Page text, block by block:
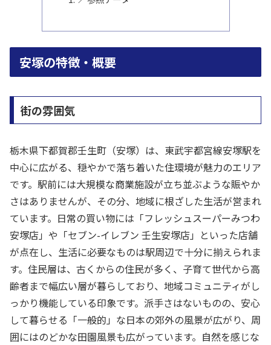
安塚の特徴・概要
街の雰囲気
栃木県下都賀郡壬生町（安塚）は、東武宇都宮線安塚駅を
中心に広がる、穏やかで落ち着いた住環境が魅力のエリア
です。駅前には大規模な商業施設が立ち並ぶような賑やか
さはありませんが、その分、地域に根ざした生活が営まれ
ています。日常の買い物には「フレッシュスーパーみつわ
安塚店」や「セブン-イレブン 壬生安塚店」といった店舗
が点在し、生活に必要なものは駅周辺で十分に揃えられま
す。住民層は、古くからの住民が多く、子育て世代から高
齢者まで幅広い層が暮らしており、地域コミュニティがし
っかり機能している印象です。派手さはないものの、安心
して暮らせる「一般的」な日本の郊外の風景が広がり、周
囲にはのどかな田園風景も広がっています。自然を感じな